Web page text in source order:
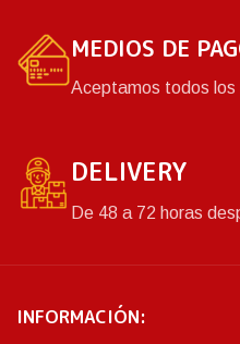
MEDIOS DE
Aceptamos todos los
DELIVERY
De 48 a 72 horas
INFORMACIÓN: